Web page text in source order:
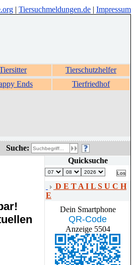
| Tiersuchmeldungen.de | Impressum
Tierschutzhelfer
Ends Tierfriedhof
Suche:
Quicksuche
D E T A I L S U C H
E
Dein Smartphone
QR-Code
Anzeige 5504